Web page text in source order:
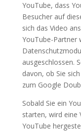
YouTube, dass
Besucher auf
sich das Video
YouTube-Partner
ausgeschlossen.
davon, ob Sie
zum Google
Sobald Sie ein
starten, wird eine
YouTube